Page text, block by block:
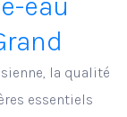
la qualité
essentiels